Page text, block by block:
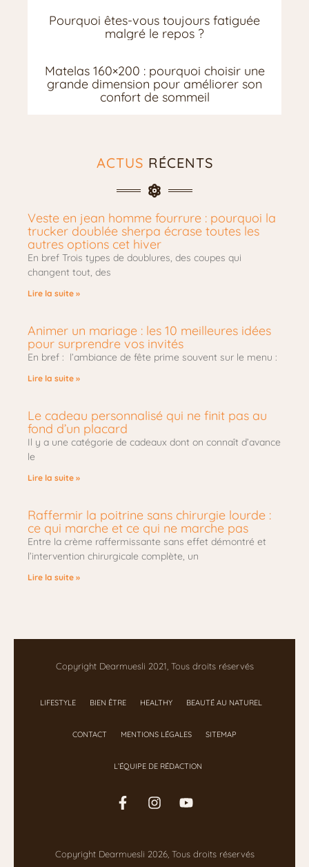
Pourquoi êtes-vous toujours fatiguée
malgré le repos ?
Matelas 160×200 : pourquoi choisir une
grande dimension pour améliorer son
confort de sommeil
ACTUS RÉCENTS
Veste en jean homme fourrure : pourquoi la
trucker doublée sherpa écrase toutes les
autres options cet hiver
En bref Trois types de doublures, des coupes qui
changent tout, des
Lire la suite »
Animer un mariage : les 10 meilleures idées
pour surprendre vos invités
En bref : l’ambiance de fête prime souvent sur le menu :
Lire la suite »
Le cadeau personnalisé qui ne finit pas au
fond d’un placard
Il y a une catégorie de cadeaux dont on connaît d’avance
le
Lire la suite »
Raffermir la poitrine sans chirurgie lourde :
ce qui marche et ce qui ne marche pas
Entre la crème raffermissante sans effet démontré et
l’intervention chirurgicale complète, un
Lire la suite »
Copyright Dearmuesli 2021, Tous droits réservés
LIFESTYLE BIEN ÊTRE HEALTHY BEAUTÉ AU NATUREL
CONTACT MENTIONS LÉGALES SITEMAP
L’ÉQUIPE DE RÉDACTION
Copyright Dearmuesli 2026, Tous droits réservés